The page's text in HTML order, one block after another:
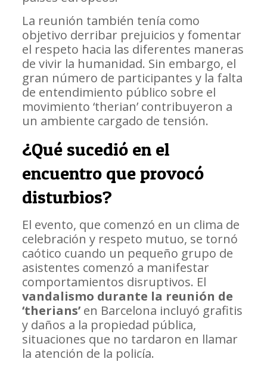
La reunión también tenía como
objetivo derribar prejuicios y fomentar
el respeto hacia las diferentes maneras
de vivir la humanidad. Sin embargo, el
gran número de participantes y la falta
de entendimiento público sobre el
movimiento ‘therian’ contribuyeron a
un ambiente cargado de tensión.
¿Qué sucedió en el
encuentro que provocó
disturbios?
El evento, que comenzó en un clima de
celebración y respeto mutuo, se tornó
caótico cuando un pequeño grupo de
asistentes comenzó a manifestar
comportamientos disruptivos. El
vandalismo durante la reunión de
‘therians’en Barcelona incluyó grafitis
y daños a la propiedad pública,
situaciones que no tardaron en llamar
la atención de la policía.